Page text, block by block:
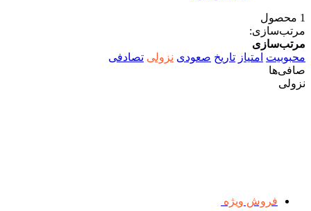
1 محصول
مرتب‌سازی:
مرتب‌سازی
محبوبیت امتیاز تاریخ صعودی نزولی تصادفی
صافی‌ها
نزولی
فروش ویژه